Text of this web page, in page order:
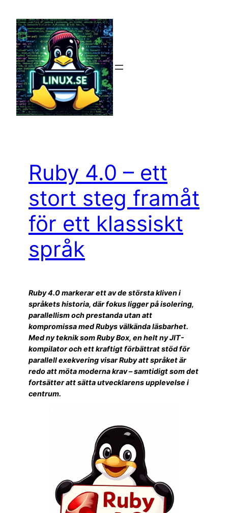
innehåll
Ruby 4.0 – ett
stort steg framåt
för ett klassiskt
språk
Ruby 4.0 markerar ett av de största kliven i
språkets historia, där fokus ligger på isolering,
parallellism och prestanda utan att
kompromissa med Rubys välkända läsbarhet.
Med ny teknik som Ruby Box, en helt ny JIT-
kompilator och ett kraftigt förbättrat stöd för
parallell exekvering visar Ruby att språket är
redo att möta moderna krav – samtidigt som det
fortsätter att sätta utvecklarens upplevelse i
centrum.